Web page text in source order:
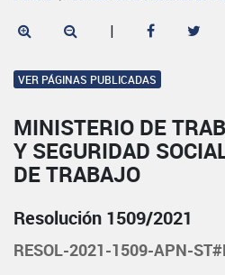
|
VER PÁGINAS PUBLICADAS
MINISTERIO DE
Y SEGURIDAD
DE TRABAJO
Resolución 1509/2021
RESOL-2021-1509-APN-